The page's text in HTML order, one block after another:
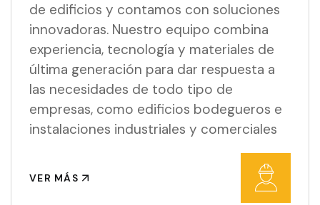
de edificios y contamos con soluciones
innovadoras. Nuestro equipo combina
experiencia, tecnología y materiales de
última generación para dar respuesta a
las necesidades de todo tipo de
empresas, como edificios bodegueros e
instalaciones industriales y comerciales
VER MÁS